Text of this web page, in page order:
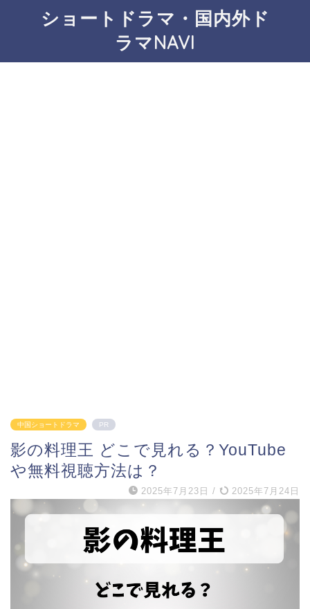
ショートドラマ・国内外ド
ラマNAVI
中国ショートドラマ PR
影の料理王 どこで見れる？YouTube
や無料視聴方法は？
2025年7月23日 / 2025年7月24日